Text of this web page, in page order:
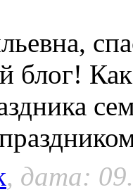
блог!
, дата: